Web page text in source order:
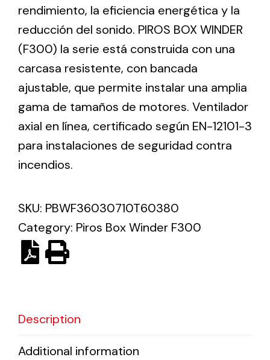
Solar lighting
Variety of solar solutions for all kinds of needs.
rendimiento, la eficiencia energética y la
reducción del sonido. PIROS BOX WINDER
(F300) la serie está construida con una
carcasa resistente, con bancada
ajustable, que permite instalar una amplia
gama de tamaños de motores. Ventilador
axial en línea, certificado según EN-12101-3
para instalaciones de seguridad contra
incendios.
SKU: PBWF36030710T60380
Category: Piros Box Winder F300
Description
Additional information